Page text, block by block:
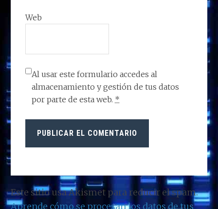
Web
Al usar este formulario accedes al
almacenamiento y gestión de tus datos
por parte de esta web. *
Este sitio usa Akismet para reducir el spam.
Aprende cómo se procesan los datos de tus